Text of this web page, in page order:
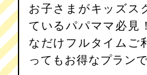
お子さまがキッズス
ているパパママ必見
なだけフルタイムご
ってもお得なプランで